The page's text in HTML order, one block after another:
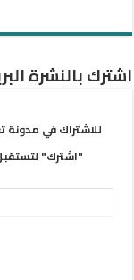
اشترك بالنشرة
للاشتراك في مدونة
"اشترك"